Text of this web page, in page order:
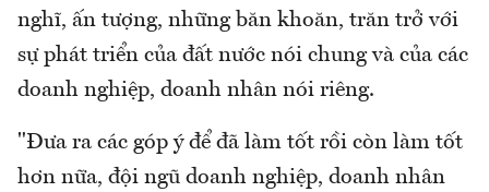
nghĩ, ấn tượng, những băn khoăn, trăn trở với
sự phát triển của đất nước nói chung và của các
doanh nghiệp, doanh nhân nói riêng.
"Đưa ra các góp ý để đã làm tốt rồi còn làm tốt
hơn nữa, đội ngũ doanh nghiệp, doanh nhân